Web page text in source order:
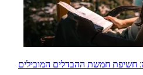
חשיפת חמשת ההבדלים המובילים